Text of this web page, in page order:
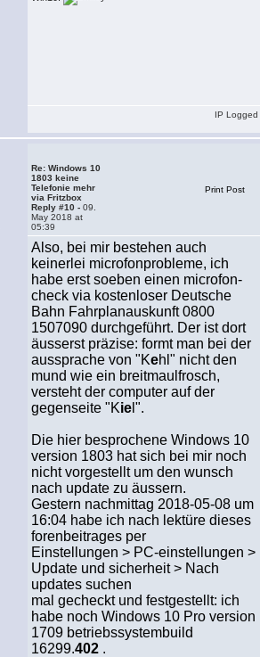
IP Logged
Re: Windows 10
1803 keine
Telefonie mehr
via Fritzbox
Reply #10 - 09.
May 2018 at
05:39
Print Post
Also, bei mir bestehen auch
keinerlei microfonprobleme, ich
habe erst soeben einen microfon-
check via kostenloser Deutsche
Bahn Fahrplanauskunft 0800
1507090 durchgeführt. Der ist dort
äusserst präzise: formt man bei der
aussprache von "Kehl" nicht den
mund wie ein breitmaulfrosch,
versteht der computer auf der
gegenseite "Kie l".
Die hier besprochene Windows 10
version 1803 hat sich bei mir noch
nicht vorgestellt um den wunsch
nach update zu äussern.
Gestern nachmittag 2018-05-08 um
16:04 habe ich nach lektüre dieses
forenbeitrages per
Einstellungen > PC-einstellungen >
Update und sicherheit > Nach
updates suchen
mal gecheckt und festgestellt: ich
habe noch Windows 10 Pro version
1709 betriebssystembuild
16299.402 .